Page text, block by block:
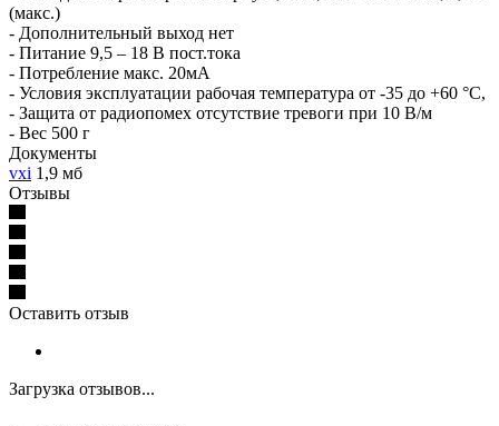
(макс.)
- Дополнительный выход нет
- Питание 9,5 – 18 В пост.тока
- Потребление макс. 20мА
- Условия эксплуатации рабочая температура от -35 до +60 °С,
- Защита от радиопомех отсутствие тревоги при 10 В/м
- Вес 500 г
Документы
vxi 1,9 мб
Отзывы
Оставить отзыв
Загрузка отзывов...